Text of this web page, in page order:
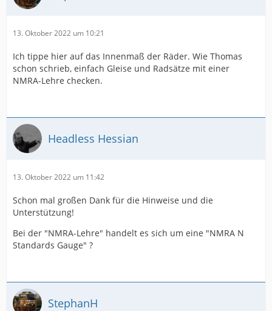
13. Oktober 2022 um 10:21
Ich tippe hier auf das Innenmaß der Räder. Wie Thomas
schon schrieb, einfach Gleise und Radsätze mit einer
NMRA-Lehre checken.
Headless Hessian
13. Oktober 2022 um 11:42
Schon mal großen Dank für die Hinweise und die
Unterstützung!
Bei der "NMRA-Lehre" handelt es sich um eine "NMRA N
Standards Gauge" ?
StephanH